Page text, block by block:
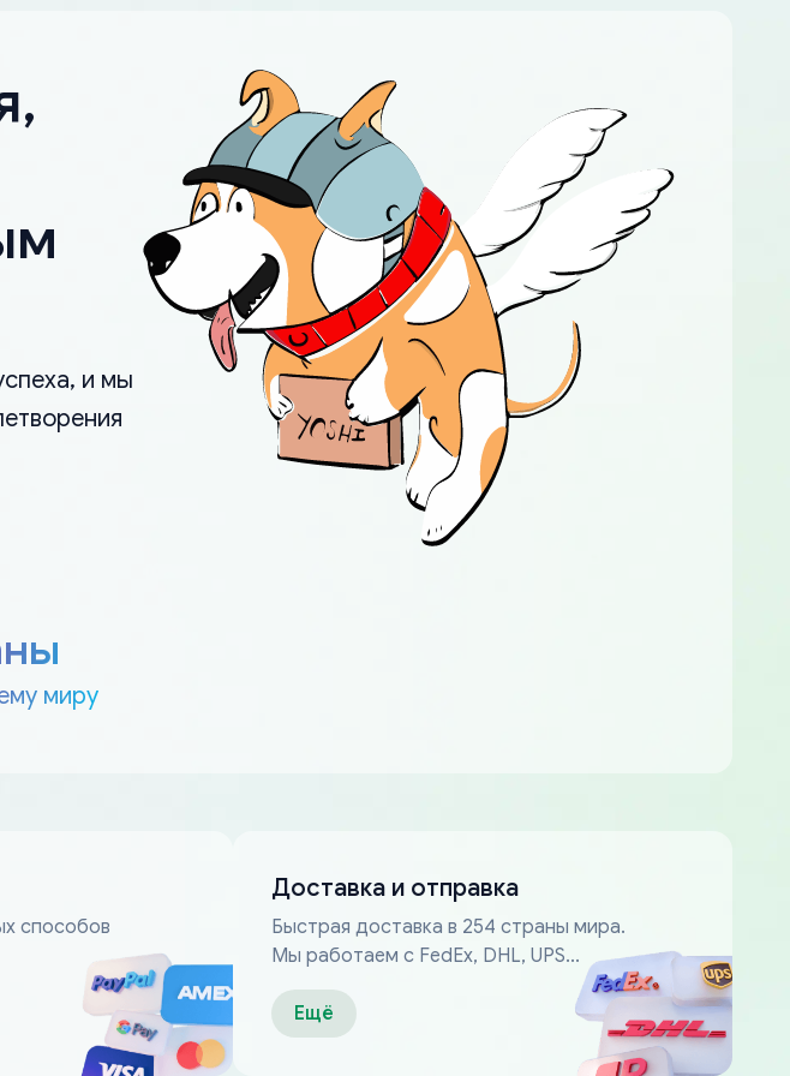
и мы
миру
способов
Доставка и отправка
Быстрая доставка в 254 страны мира.
Мы работаем с FedEx, DHL, UPS...
Ещё